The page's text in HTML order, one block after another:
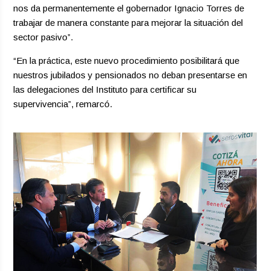
nos da permanentemente el gobernador Ignacio Torres de
trabajar de manera constante para mejorar la situación del
sector pasivo”.
“En la práctica, este nuevo procedimiento posibilitará que
nuestros jubilados y pensionados no deban presentarse en
las delegaciones del Instituto para certificar su
supervivencia”, remarcó.